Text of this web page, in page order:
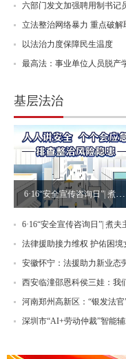
六部门发文加强聘用制书记
立法整治网络暴力 重点破
以法治力度保障民生温度
最高法：事业单位人员脱产
基层法治
6·16“安全宣传咨询日”| 煮夫主妇们：您家厨房的灶具安全吗？
6·16“安全宣传咨询日”| 煮
法律援助接力维权 护佑困境
安徽怀宁：法援助力新业态
西安临潼邵恩科侯三娃：我
河南郑州高新区：“银发法
深圳市“AI+劳动仲裁”智能